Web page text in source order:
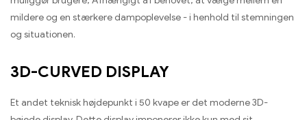
mildere og en stærkere dampoplevelse - i henhold til stemningen
og situationen.
3D-CURVED DISPLAY
Et andet teknisk højdepunkt i 50 kvape er det moderne 3D-